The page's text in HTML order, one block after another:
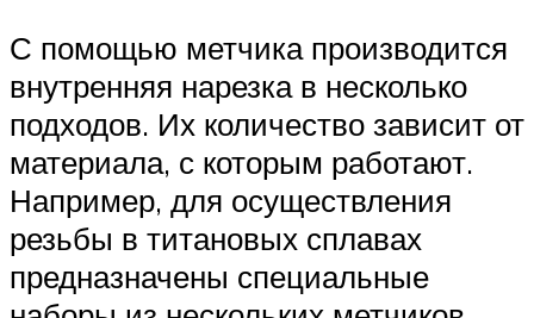
С помощью метчика производится
внутренняя нарезка в несколько
подходов. Их количество зависит от
материала, с которым работают.
Например, для осуществления
резьбы в титановых сплавах
предназначены специальные